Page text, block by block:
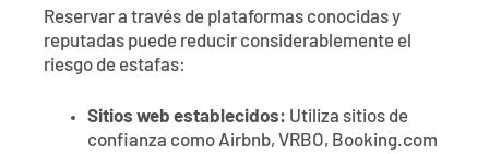
Reservar a través de plataformas conocidas y
reputadas puede reducir considerablemente el
riesgo de estafas:
Sitios web establecidos: Utiliza sitios de
confianza como Airbnb, VRBO, Booking.com